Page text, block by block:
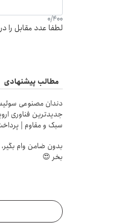
0/400
لطفا عدد مقابل را
مطالب پیشنهادی
دندان مصنوعی
جدیدترین فناوری
سبک و مقاوم |
بدون ضامن وام
بخر 😍